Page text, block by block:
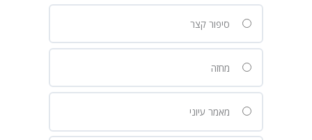
סיפור קצר
מחזה
מאמר עיוני